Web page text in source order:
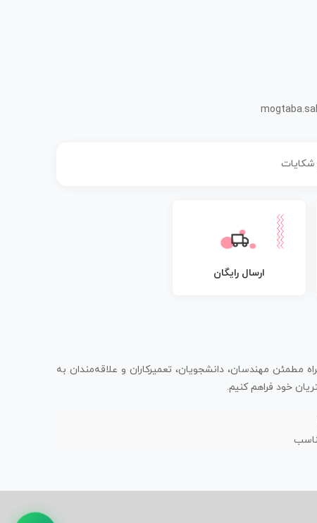
شکایات
ارسال رایگان
مطمئن مهندسان، دانشجویان، تعمیرکاران و علاقه‌مندان به
خود فراهم کنیم.